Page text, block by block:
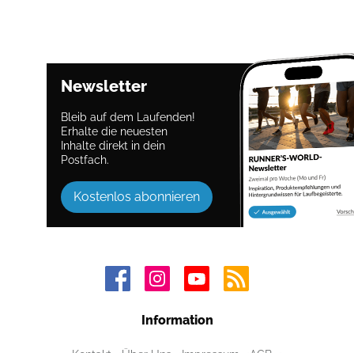
Newsletter
Bleib auf dem Laufenden!
Erhalte die neuesten
Inhalte direkt in dein
Postfach.
Kostenlos abonnieren
Information